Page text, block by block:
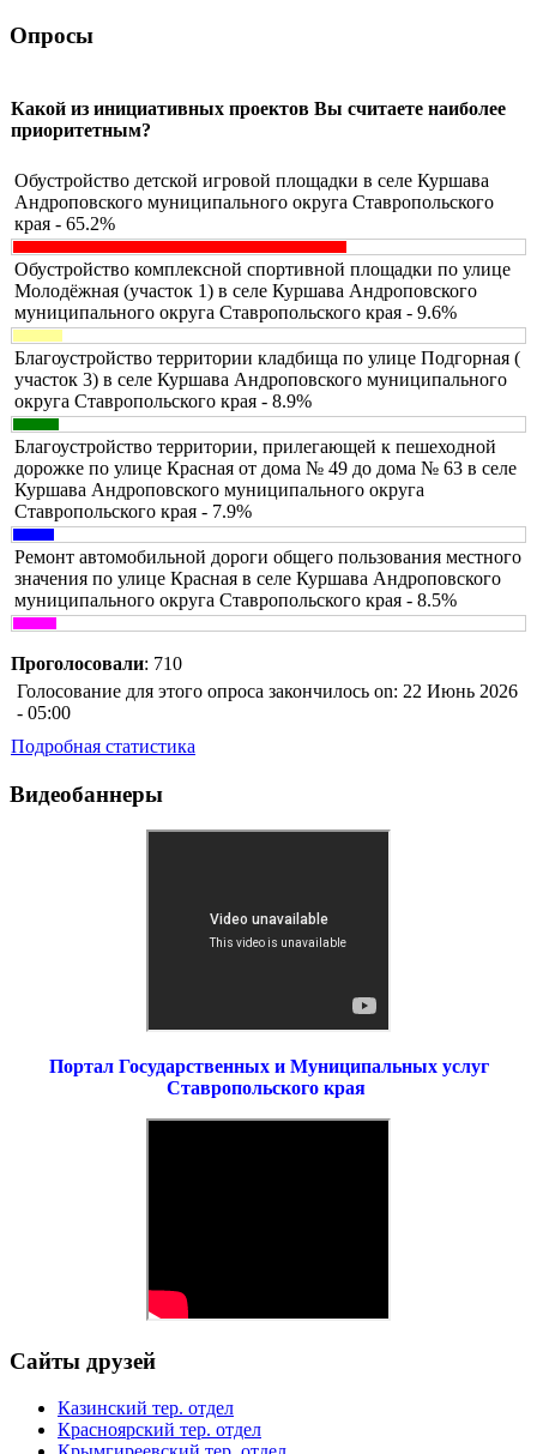
Опросы
Какой из инициативных проектов Вы считаете наиболее
приоритетным?
Обустройство детской игровой площадки в селе Куршава
Андроповского муниципального округа Ставропольского
края - 65.2%
Обустройство комплексной спортивной площадки по улице
Молодёжная (участок 1) в селе Куршава Андроповского
муниципального округа Ставропольского края - 9.6%
Благоустройство территории кладбища по улице Подгорная (
участок 3) в селе Куршава Андроповского муниципального
округа Ставропольского края - 8.9%
Благоустройство территории, прилегающей к пешеходной
дорожке по улице Красная от дома № 49 до дома № 63 в селе
Куршава Андроповского муниципального округа
Ставропольского края - 7.9%
Ремонт автомобильной дороги общего пользования местного
значения по улице Красная в селе Куршава Андроповского
муниципального округа Ставропольского края - 8.5%
Проголосовали: 710
Голосование для этого опроса закончилось on: 22 Июнь 2026
- 05:00
Подробная статистика
Видеобаннеры
Портал Государственных и Муниципальных услуг
Ставропольского края
Сайты друзей
Казинский тер. отдел
Красноярский тер. отдел